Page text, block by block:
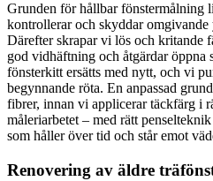
Grunden för hållbar fönstermålning
kontrollerar och skyddar
Därefter skrapar vi lös och kritande
god vidhäftning och åtgärdar öppna
fönsterkitt ersätts med nytt, och vi
begynnande röta. En anpassad
fibrer, innan vi applicerar täckfärg i
måleriarbetet – med rätt
som håller över tid och står emot
Renovering av äldre